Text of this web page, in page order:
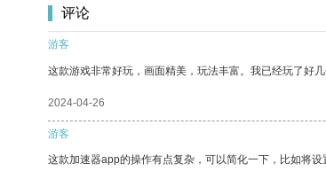
评论
游客
这款游戏非常好玩，画面精美，玩法丰富。我已经玩了好几
2024-04-26
游客
这款加速器app的操作有点复杂，可以简化一下，比如将设